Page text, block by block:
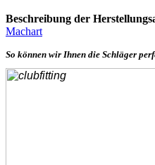
Beschreibung der
Machart
So können wir Ihnen die Schläger